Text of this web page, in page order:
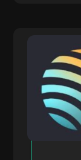
en
vos gains
Solana.